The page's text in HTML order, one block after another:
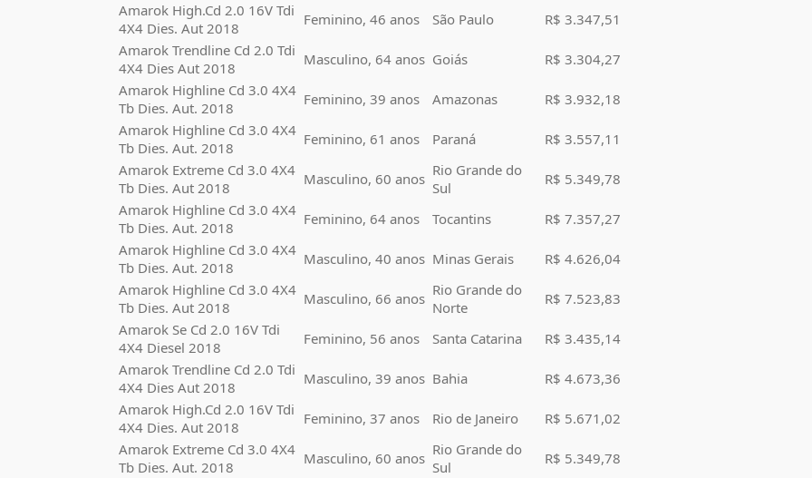
Amarok High.Cd 2.0 16V Tdi
4X4 Dies. Aut 2018
Feminino, 46 anos São Paulo
R$ 3.347,51
Amarok Trendline Cd 2.0 Tdi
4X4 Dies Aut 2018
Masculino, 64 anos Goiás
R$ 3.304,27
Amarok Highline Cd 3.0 4X4
Tb Dies. Aut. 2018
Feminino, 39 anos Amazonas
R$ 3.932,18
Amarok Highline Cd 3.0 4X4
Tb Dies. Aut. 2018
Feminino, 61 anos Paraná
R$ 3.557,11
Amarok Extreme Cd 3.0 4X4
Tb Dies. Aut 2018
Masculino, 60 anos Rio Grande do
Sul
R$ 5.349,78
Amarok Highline Cd 3.0 4X4
Tb Dies. Aut. 2018
Feminino, 64 anos Tocantins
R$ 7.357,27
Amarok Highline Cd 3.0 4X4
Tb Dies. Aut. 2018
Masculino, 40 anos Minas Gerais
R$ 4.626,04
Amarok Highline Cd 3.0 4X4
Tb Dies. Aut 2018
Masculino, 66 anos Rio Grande do
Norte
R$ 7.523,83
Amarok Se Cd 2.0 16V Tdi
4X4 Diesel 2018
Feminino, 56 anos Santa Catarina
R$ 3.435,14
Amarok Trendline Cd 2.0 Tdi
4X4 Dies Aut 2018
Masculino, 39 anos Bahia
R$ 4.673,36
Amarok High.Cd 2.0 16V Tdi
4X4 Dies. Aut 2018
Feminino, 37 anos Rio de Janeiro
R$ 5.671,02
Amarok Extreme Cd 3.0 4X4
Tb Dies. Aut. 2018
Masculino, 60 anos Rio Grande do
Sul
R$ 5.349,78